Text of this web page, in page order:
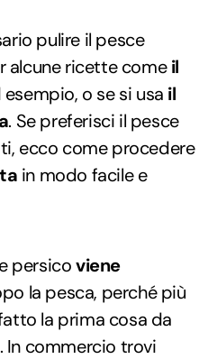
pulire il pesce
alcune ricette comeil
esempio, o se si usa il
. Se preferisci il pesce
ecco come procedere
in modo facile e
persicoviene
la pesca, perché più
la prima cosa da
In commercio trovi